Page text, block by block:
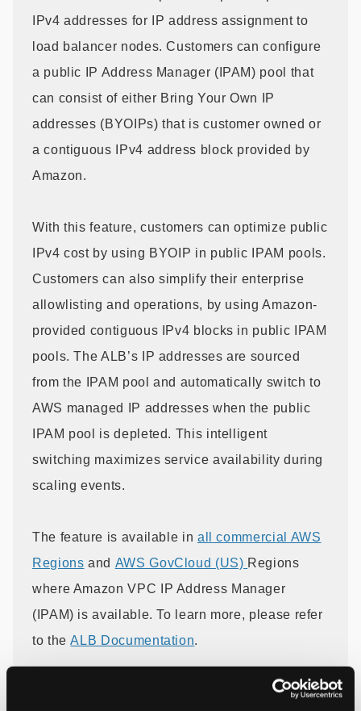
IPv4 addresses for IP address assignment to
load balancer nodes. Customers can configure
a public IP Address Manager (IPAM) pool that
can consist of either Bring Your Own IP
addresses (BYOIPs) that is customer owned or
a contiguous IPv4 address block provided by
Amazon.
With this feature, customers can optimize public
IPv4 cost by using BYOIP in public IPAM pools.
Customers can also simplify their enterprise
allowlisting and operations, by using Amazon-
provided contiguous IPv4 blocks in public IPAM
pools. The ALB’s IP addresses are sourced
from the IPAM pool and automatically switch to
AWS managed IP addresses when the public
IPAM pool is depleted. This intelligent
switching maximizes service availability during
scaling events.
The feature is available in all commercial AWS
Regions and AWS GovCloud (US) Regions
where Amazon VPC IP Address Manager
(IPAM) is available. To learn more, please refer
to theALB Documentation.